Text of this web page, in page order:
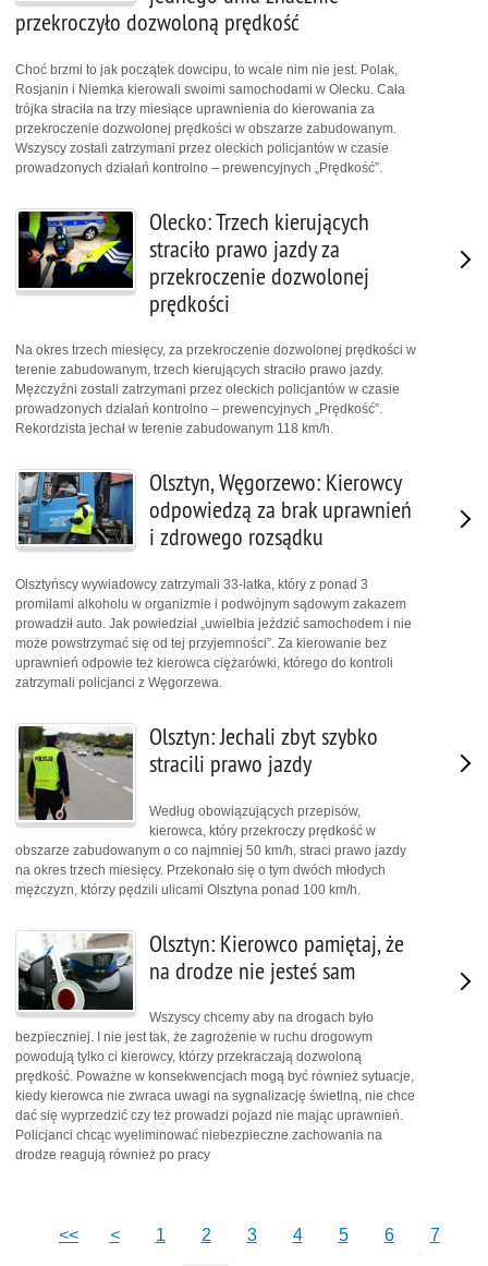
przekroczyło dozwoloną prędkość
Choć brzmi to jak początek dowcipu, to wcale nim nie jest. Polak,
Rosjanin i Niemka kierowali swoimi samochodami w Olecku. Cała
trójka straciła na trzy miesiące uprawnienia do kierowania za
przekroczenie dozwolonej prędkości w obszarze zabudowanym.
Wszyscy zostali zatrzymani przez oleckich policjantów w czasie
prowadzonych działań kontrolno – prewencyjnych „Prędkość”.
Olecko: Trzech kierujących
straciło prawo jazdy za
przekroczenie dozwolonej
prędkości
Na okres trzech miesięcy, za przekroczenie dozwolonej prędkości w
terenie zabudowanym, trzech kierujących straciło prawo jazdy.
Mężczyźni zostali zatrzymani przez oleckich policjantów w czasie
prowadzonych działań kontrolno – prewencyjnych „Prędkość”.
Rekordzista jechał w terenie zabudowanym 118 km/h.
Olsztyn, Węgorzewo: Kierowcy
odpowiedzą za brak uprawnień
i zdrowego rozsądku
Olsztyńscy wywiadowcy zatrzymali 33-latka, który z ponad 3
promilami alkoholu w organizmie i podwójnym sądowym zakazem
prowadził auto. Jak powiedział „uwielbia jeździć samochodem i nie
może powstrzymać się od tej przyjemności”. Za kierowanie bez
uprawnień odpowie też kierowca ciężarówki, którego do kontroli
zatrzymali policjanci z Węgorzewa.
Olsztyn: Jechali zbyt szybko
stracili prawo jazdy
Według obowiązujących przepisów,
kierowca, który przekroczy prędkość w
obszarze zabudowanym o co najmniej 50 km/h, straci prawo jazdy
na okres trzech miesięcy. Przekonało się o tym dwóch młodych
mężczyzn, którzy pędzili ulicami Olsztyna ponad 100 km/h.
Olsztyn: Kierowco pamiętaj, że
na drodze nie jesteś sam
Wszyscy chcemy aby na drogach było
bezpieczniej. I nie jest tak, że zagrożenie w ruchu drogowym
powodują tylko ci kierowcy, którzy przekraczają dozwoloną
prędkość. Poważne w konsekwencjach mogą być również sytuacje,
kiedy kierowca nie zwraca uwagi na sygnalizację świetlną, nie chce
dać się wyprzedzić czy też prowadzi pojazd nie mając uprawnień.
Policjanci chcąc wyeliminować niebezpieczne zachowania na
drodze reagują również po pracy
<< < 1 2 3 4 5 6 7